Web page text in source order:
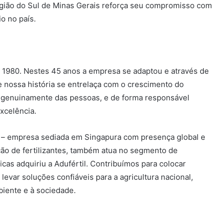
do Sul de Minas Gerais reforça seu compromisso com
no país.
Nestes 45 anos a empresa se adaptou e através de
história se entrelaça com o crescimento do
das pessoas, e de forma responsável
empresa sediada em Singapura com presença global e
de fertilizantes, também atua no segmento de
adquiriu a Adufértil. Contribuímos para colocar
soluções confiáveis para a agricultura nacional,
e à sociedade.